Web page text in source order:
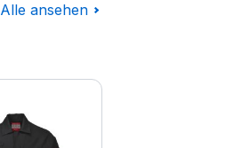
Alle ansehen